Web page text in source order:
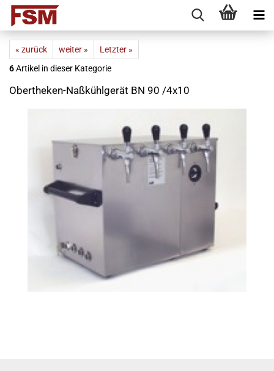
« zurück weiter »
Letzter »
6Artikel in dieser Kategorie
Obertheken-Naßkühlgerät BN 90 /4x10